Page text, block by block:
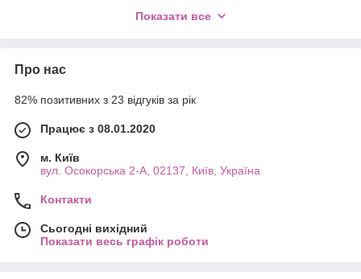
макіяжу, від нанесення основи до розтушовування тіней.
зручні у використанні та легко миються, що робить процес
професійним результатом у вашому макіяжі!
Показати все
Про нас
82% позитивних з 23 відгуків за рік
Працює з 08.01.2020
м. Київ
вул. Осокорська 2-А, 02137, Київ, Україна
Контакти
Сьогодні вихідний
Показати весь графік роботи